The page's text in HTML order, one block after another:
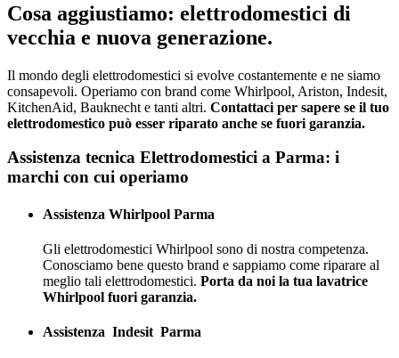
Cosa aggiustiamo: elettrodomestici di
vecchia e nuova generazione.
Il mondo degli elettrodomestici si evolve costantemente e ne siamo
consapevoli. Operiamo con brand come Whirlpool, Ariston, Indesit,
KitchenAid, Bauknecht e tanti altri. Contattaci per sapere se il tuo
elettrodomestico può esser riparato anche se fuori garanzia.
Assistenza tecnica Elettrodomestici a Parma: i
marchi con cui operiamo
Assistenza Whirlpool Parma
Gli elettrodomestici Whirlpool sono di nostra competenza.
Conosciamo bene questo brand e sappiamo come riparare al
meglio tali elettrodomestici. Porta da noi la tua lavatrice
Whirlpool fuori garanzia.
Assistenza Indesit Parma